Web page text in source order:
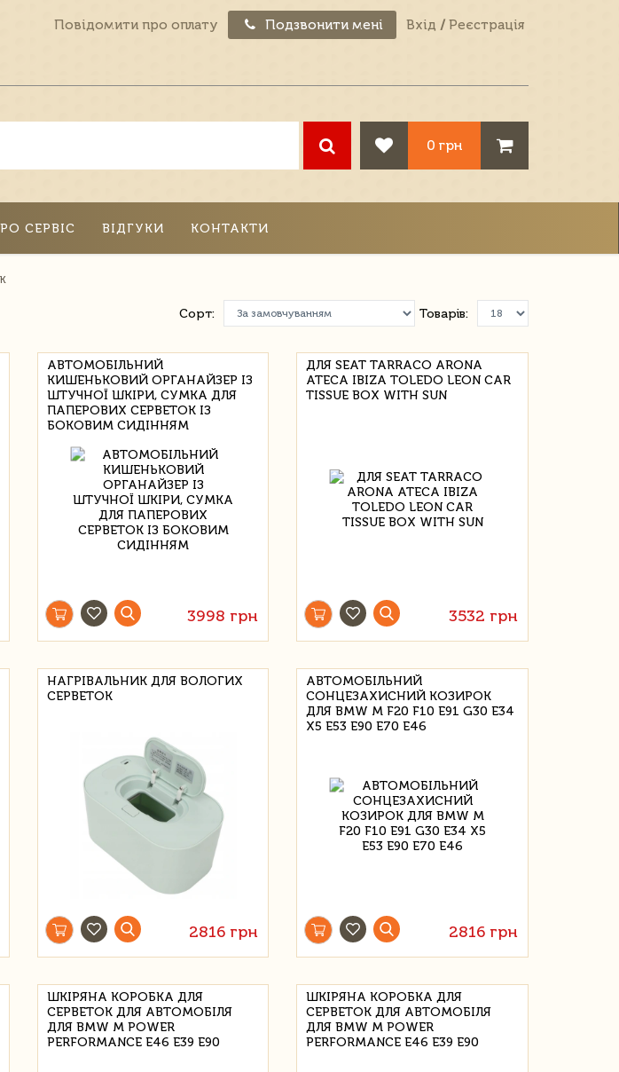
Повідомити про оплату Подзвонити мені Вхід / Реєстрація
0 грн
СЕРВІС ВІДГУКИ КОНТАКТИ
Товарів:
Сорт:
АВТОМОБІЛЬНИЙ
КИШЕНЬКОВИЙ ОРГАНАЙЗЕР ІЗ
ШТУЧНОЇ ШКІРИ, СУМКА ДЛЯ
ПАПЕРОВИХ СЕРВЕТОК ІЗ
БОКОВИМ СИДІННЯМ
3998 грн
ДЛЯ SEAT TARRACO ARONA
ATECA IBIZA TOLEDO LEON CAR
TISSUE BOX WITH SUN
3532 грн
НАГРІВАЛЬНИК ДЛЯ ВОЛОГИХ
СЕРВЕТОК
2816 грн
АВТОМОБІЛЬНИЙ
СОНЦЕЗАХИСНИЙ КОЗИРОК
ДЛЯ BMW M F20 F10 E91 G30 E34
X5 E53 E90 E70 E46
2816 грн
ШКІРЯНА КОРОБКА ДЛЯ
СЕРВЕТОК ДЛЯ АВТОМОБІЛЯ
ДЛЯ BMW M POWER
PERFORMANCE E46 E39 E90
ШКІРЯНА КОРОБКА ДЛЯ
СЕРВЕТОК ДЛЯ АВТОМОБІЛЯ
ДЛЯ BMW M POWER
PERFORMANCE E46 E39 E90